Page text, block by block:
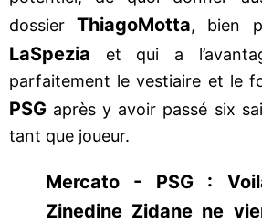
dossierThiagoMotta, bien
LaSpezia et qui a
parfaitement le vestiaire et le
PSG après y avoir passé six
tant que joueur.
Mercato - PSG :
Zinedine Zidane ne